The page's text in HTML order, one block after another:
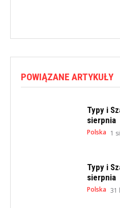
POWIĄZANE ARTYKUŁY
Typy i
sierpnia
Polska 1
Typy i
sierpnia
Polska 31